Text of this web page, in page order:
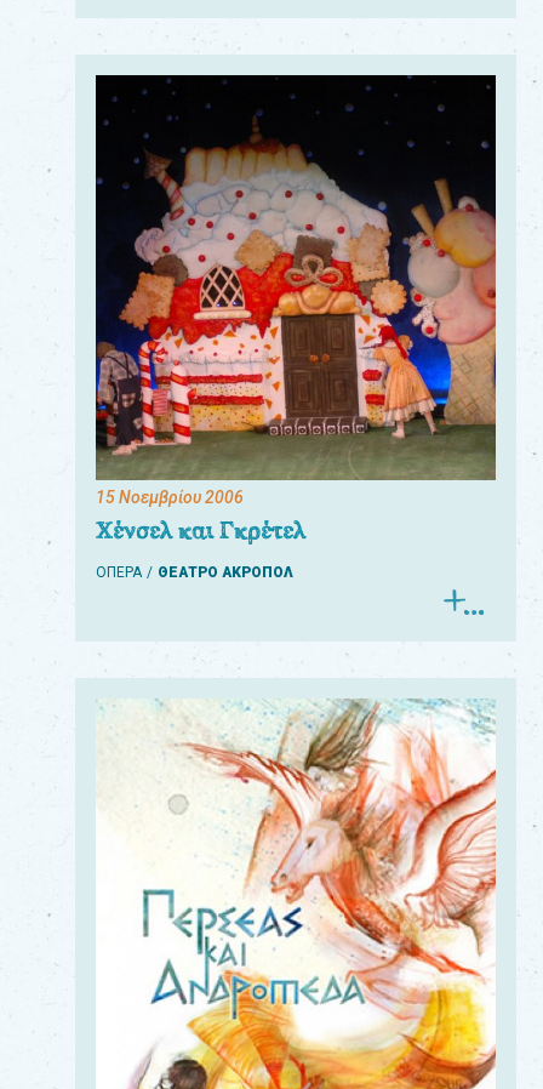
15 Νοεμβρίου 2006
Χένσελ και Γκρέτελ
ΟΠΕΡΑ ΘΕΑΤΡΟ ΑΚΡΟΠΟΛ